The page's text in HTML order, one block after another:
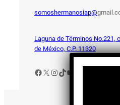
somoshermanosiap@
Laguna de Términos No.221,
de México, C.P. 11320
Facebook
X Instagram
TikTok
YouTube